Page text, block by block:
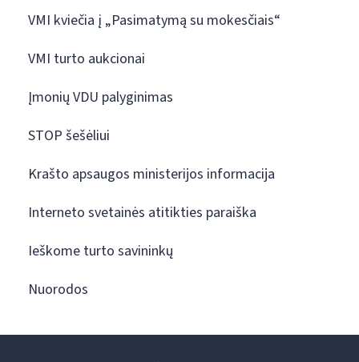
VMI kviečia į „Pasimatymą su mokesčiais“
VMI turto aukcionai
Įmonių VDU palyginimas
STOP šešėliui
Krašto apsaugos ministerijos informacija
Interneto svetainės atitikties paraiška
Ieškome turto savininkų
Nuorodos